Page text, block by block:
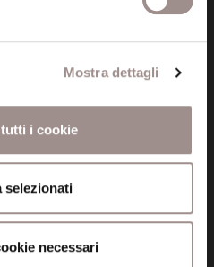
Mostra dettagli
i cookie
selezionati
necessari
(PEC)